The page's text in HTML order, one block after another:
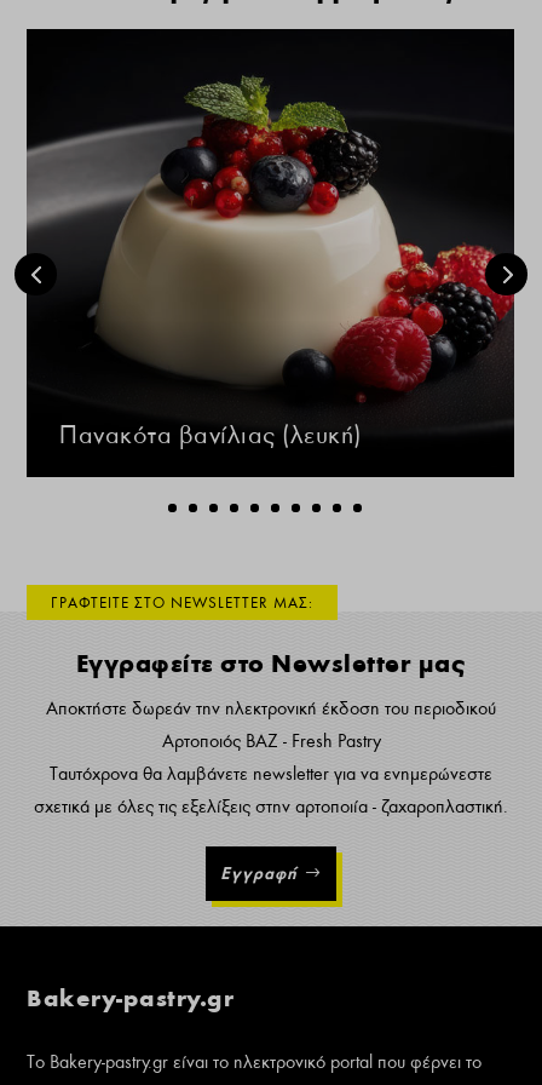
Πανακότα βανίλιας (λευκή)
ΓΡΑΦΤΕΙΤΕ ΣΤΟ NEWSLETTER ΜΑΣ:
Εγγραφείτε στο Newsletter μας
Αποκτήστε δωρεάν την ηλεκτρονική έκδοση του περιοδικού
Αρτοποιός ΒΑΖ - Fresh Pastry
Ταυτόχρονα θα λαμβάνετε newsletter για να ενημερώνεστε
σχετικά με όλες τις εξελίξεις στην αρτοποιία - ζαχαροπλαστική.
Εγγραφή
Bakery-pastry.gr
Το Bakery-pastry.gr είναι το ηλεκτρονικό portal που φέρνει το